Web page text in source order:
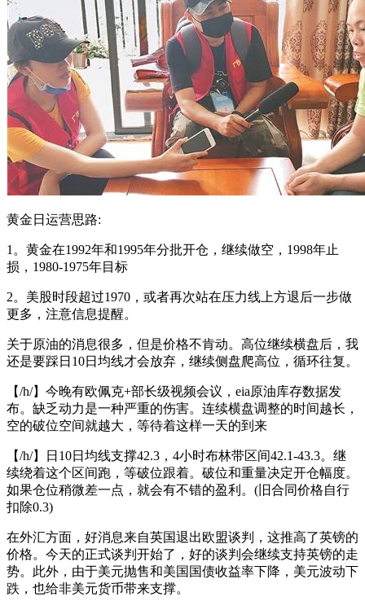
黄金日运营思路:
1。黄金在1992年和1995年分批开仓，继续做空，1998年止
损，1980-1975年目标
2。美股时段超过1970，或者再次站在压力线上方退后一步做
更多，注意信息提醒。
关于原油的消息很多，但是价格不肯动。高位继续横盘后，我
还是要踩日10日均线才会放弃，继续侧盘爬高位，循环往复。
【/h/】今晚有欧佩克+部长级视频会议，eia原油库存数据发
布。缺乏动力是一种严重的伤害。连续横盘调整的时间越长，
空的破位空间就越大，等待着这样一天的到来
【/h/】日10日均线支撑42.3，4小时布林带区间42.1-43.3。继
续绕着这个区间跑，等破位跟着。破位和重量决定开仓幅度。
如果仓位稍微差一点，就会有不错的盈利。(旧合同价格自行
扣除0.3)
在外汇方面，好消息来自英国退出欧盟谈判，这推高了英镑的
价格。今天的正式谈判开始了，好的谈判会继续支持英镑的走
势。此外，由于美元抛售和美国国债收益率下降，美元波动下
跌，也给非美元货币带来支撑。